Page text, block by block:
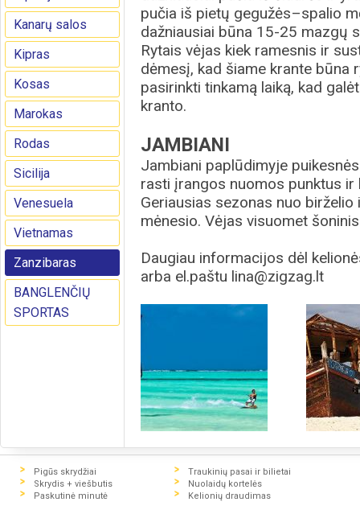
Kanarų salos
Kipras
Kosas
Marokas
Rodas
Sicilija
Venesuela
Vietnamas
Zanzibaras
BANGLENČIŲ
SPORTAS
pučia iš pietų gegužės–spalio
dažniausiai būna 15-25 mazgų
Rytais vėjas kiek ramesnis ir
dėmesį, kad šiame krante būna
pasirinkti tinkamą laiką, kad
kranto.
JAMBIANI
Jambiani paplūdimyje
rasti įrangos nuomos punktus
Geriausias sezonas nuo
mėnesio. Vėjas visuomet
Daugiau informacijos dėl
arba el.paštu lina@zigzag.lt
Pigūs skrydžiai
Skrydis + viešbutis
Paskutinė minutė
Traukinių pasai ir bilietai
Nuolaidų kortelės
Kelionių draudimas